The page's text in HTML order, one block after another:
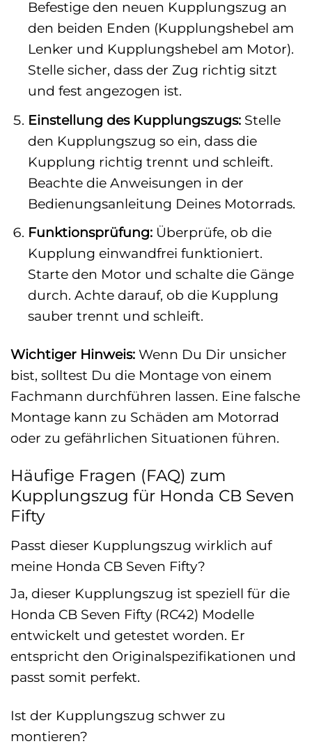
Befestige den neuen Kupplungszug an
den beiden Enden (Kupplungshebel am
Lenker und Kupplungshebel am Motor).
Stelle sicher, dass der Zug richtig sitzt
und fest angezogen ist.
Einstellung des Kupplungszugs:Stelle
den Kupplungszug so ein, dass die
Kupplung richtig trennt und schleift.
Beachte die Anweisungen in der
Bedienungsanleitung Deines Motorrads.
Funktionsprüfung:Überprüfe, ob die
Kupplung einwandfrei funktioniert.
Starte den Motor und schalte die Gänge
durch. Achte darauf, ob die Kupplung
sauber trennt und schleift.
Wichtiger Hinweis: Wenn Du Dir unsicher
bist, solltest Du die Montage von einem
Fachmann durchführen lassen. Eine falsche
Montage kann zu Schäden am Motorrad
oder zu gefährlichen Situationen führen.
Häufige Fragen (FAQ) zum
Kupplungszug für Honda CB Seven
Fifty
Passt dieser Kupplungszug wirklich auf
meine Honda CB Seven Fifty?
Ja, dieser Kupplungszug ist speziell für die
Honda CB Seven Fifty (RC42) Modelle
entwickelt und getestet worden. Er
entspricht den Originalspezifikationen und
passt somit perfekt.
Ist der Kupplungszug schwer zu
montieren?